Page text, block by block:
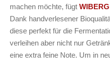
machen möchte, fügt
Dank handverlesener
diese perfekt für die
verleihen aber nicht nur
eine extra feine Note. Um in